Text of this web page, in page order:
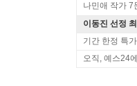
나민애 작가 7
이동진 선정
기간 한정 특
오직, 예스24